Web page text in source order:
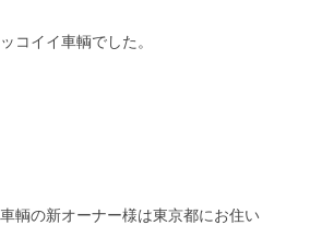
コイイ車輌でした。
輌の新オーナー様は東京都にお住い